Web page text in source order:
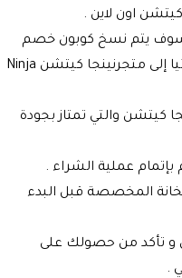
كيتشن اون لاين .
يتم نسخ كوبون خصم
إلى متجر
نينجا كيتشن Ninja
كيتشن والتي تمتازبجودة
عملية الشراء .
المخصصة قبل البدء
و تأكد من حصولك على
.